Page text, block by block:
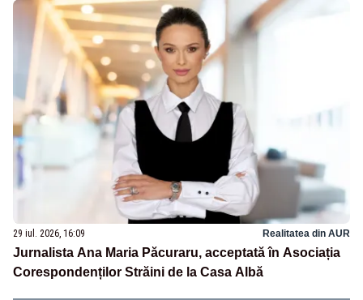
29 iul. 2026, 16:09 Realitatea din AUR
Jurnalista Ana Maria Păcuraru, acceptată în Asociația
Corespondenților Străini de la Casa Albă